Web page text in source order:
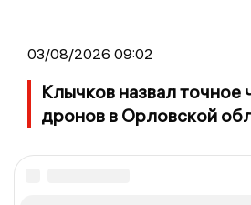
03/08/2026 09:02
Клычков назвал точное
дронов в Орловской